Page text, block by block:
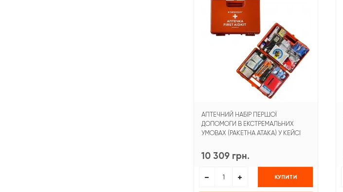
АПТЕЧНИЙ НАБІР ПЕРШОЇ
ДОПОМОГИ В ЕКСТРЕМАЛЬНИХ
УМОВАХ (РАКЕТНА АТАКА) У КЕЙСІ
10 309 грн.
КУПИТИ